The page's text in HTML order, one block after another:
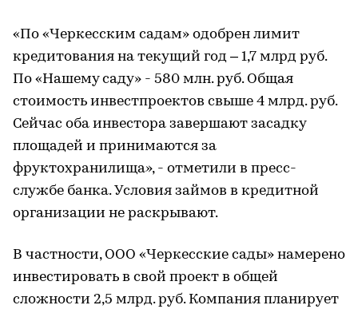
«По «Черкесским садам» одобрен лимит
кредитования на текущий год – 1,7 млрд руб.
По «Нашему саду» - 580 млн. руб. Общая
стоимость инвестпроектов свыше 4 млрд. руб.
Сейчас оба инвестора завершают засадку
площадей и принимаются за
фруктохранилища», - отметили в пресс-
службе банка. Условия займов в кредитной
организации не раскрывают.
В частности, ООО «Черкесские сады» намерено
инвестировать в свой проект в общей
сложности 2,5 млрд. руб. Компания планирует